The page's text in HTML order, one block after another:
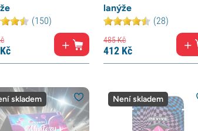
(150)
Kč
lanýže
(28)
485Kč
412 Kč
skladem Není skladem